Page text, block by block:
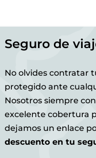
Seguro de
No olvides contratar
protegido ante
Nosotros siempre
excelente cobertura
dejamos un enlace
descuento en tu